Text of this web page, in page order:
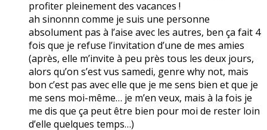
profiter pleinement des vacances !
ah sinonnn comme je suis une personne
absolument pas à l’aise avec les autres, ben ça fait 4
fois que je refuse l’invitation d’une de mes amies
(après, elle m’invite à peu près tous les deux jours,
alors qu’on s’est vus samedi, genre why not, mais
bon c’est pas avec elle que je me sens bien et que je
me sens moi-même… je m’en veux, mais à la fois je
me dis que ça peut être bien pour moi de rester loin
d’elle quelques temps…)